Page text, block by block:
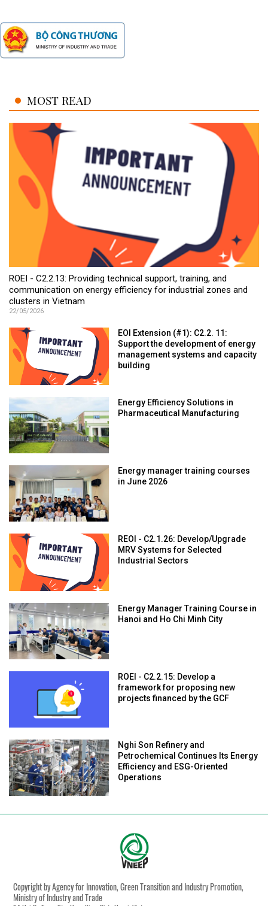
MOST READ
ROEI - C2.2.13: Providing technical support, training, and
communication on energy efficiency for industrial zones and
clusters in Vietnam
22/05/2026
EOI Extension (#1): C2.2. 11:
Support the development of energy
management systems and capacity
building
Energy Efficiency Solutions in
Pharmaceutical Manufacturing
Energy manager training courses
in June 2026
REOI - C2.1.26: Develop/Upgrade
MRV Systems for Selected
Industrial Sectors
Energy Manager Training Course in
Hanoi and Ho Chi Minh City
ROEI - C2.2.15: Develop a
framework for proposing new
projects financed by the GCF
Nghi Son Refinery and
Petrochemical Continues Its Energy
Efficiency and ESG-Oriented
Operations
Copyright by Agency for Innovation, Green Transition and Industry Promotion,
Ministry of Industry and Trade